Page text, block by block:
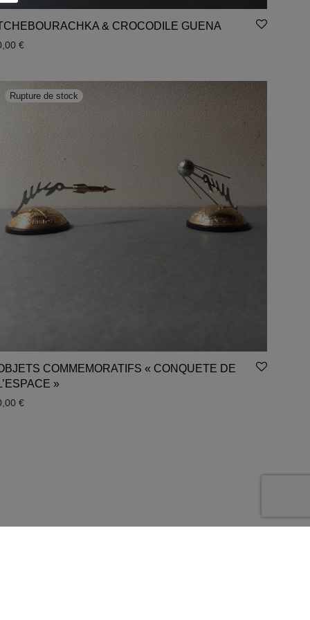
& CROCODILE GUENA
€
COMMEMORATIFS « CONQUETE DE
»
€